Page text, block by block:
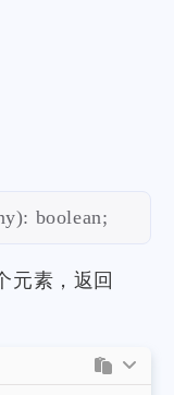
boolean;
元素，返回